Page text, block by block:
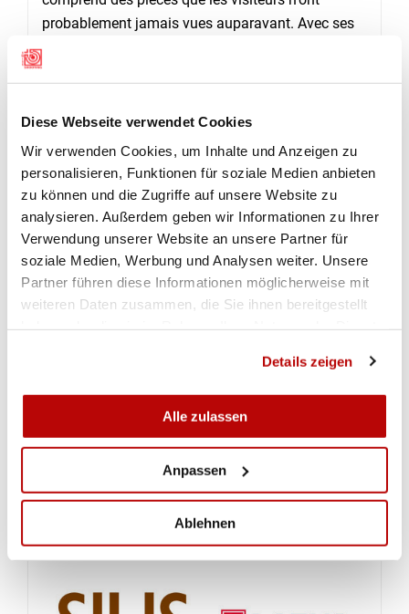
Diese Webseite verwendet Cookies
Wir verwenden Cookies, um Inhalte und Anzeigen zu
personalisieren, Funktionen für soziale Medien anbieten
zu können und die Zugriffe auf unsere Website zu
analysieren. Außerdem geben wir Informationen zu Ihrer
Verwendung unserer Website an unsere Partner für
soziale Medien, Werbung und Analysen weiter. Unsere
Partner führen diese Informationen möglicherweise mit
weiteren Daten zusammen, die Sie ihnen bereitgestellt
Details zeigen
Alle zulassen
Anpassen
Ablehnen
probablement jamais vues auparavant. Avec ses
45e Bourse internationale aux armes de Lucerne
Date: du 29 au 31 mars 2019
Lieu: Centre des expositions de Lucerne
Horaires d’ouverture: ve | sa de 10 h 00 à 18 h 00,
di : de 10 h 00 à 17 h 00
Infos:www.waffenboerse-luzern.ch